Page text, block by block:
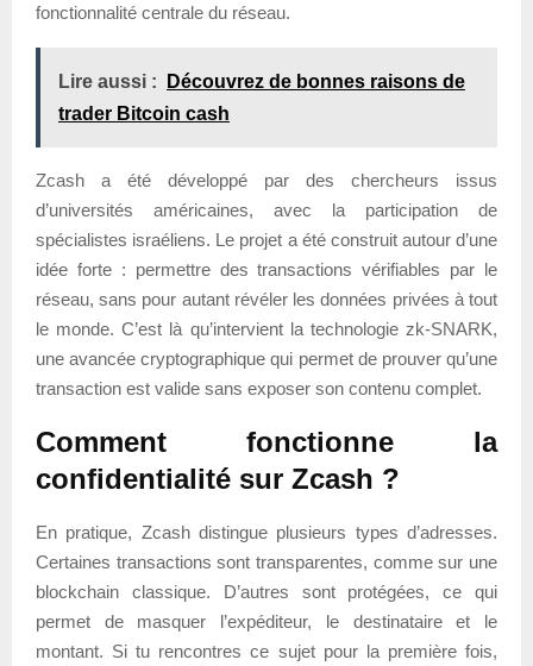
fonctionnalité centrale du réseau.
Lire aussi :
Découvrez de bonnes raisons de
trader Bitcoin cash
Zcash a été développé par des chercheurs issus
d’universités américaines, avec la participation de
spécialistes israéliens. Le projet a été construit autour d’une
idée forte : permettre des transactions vérifiables par le
réseau, sans pour autant révéler les données privées à tout
le monde. C’est là qu’intervient la technologie zk-SNARK,
une avancée cryptographique qui permet de prouver qu’une
transaction est valide sans exposer son contenu complet.
Comment fonctionne la
confidentialité sur Zcash ?
En pratique, Zcash distingue plusieurs types d’adresses.
Certaines transactions sont transparentes, comme sur une
blockchain classique. D’autres sont protégées, ce qui
permet de masquer l’expéditeur, le destinataire et le
montant. Si tu rencontres ce sujet pour la première fois,